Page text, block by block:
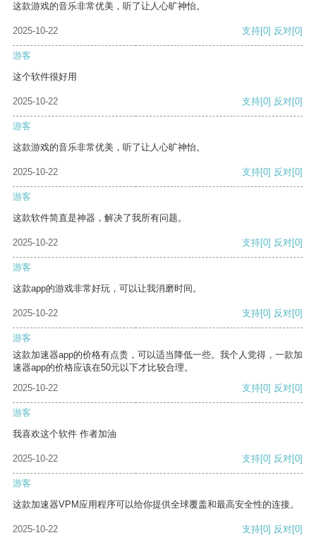
这款游戏的音乐非常优美，听了让人心旷神怡。
2025-10-22 支持[0] 反对[0]
游客
这个软件很好用
2025-10-22 支持[0] 反对[0]
游客
这款游戏的音乐非常优美，听了让人心旷神怡。
2025-10-22 支持[0] 反对[0]
游客
这款软件简直是神器，解决了我所有问题。
2025-10-22 支持[0] 反对[0]
游客
这款app的游戏非常好玩，可以让我消磨时间。
2025-10-22 支持[0] 反对[0]
游客
这款加速器app的价格有点贵，可以适当降低一些。我个人觉得，一款加
速器app的价格应该在50元以下才比较合理。
2025-10-22
支持[0] 反对[0]
游客
我喜欢这个软件 作者加油
2025-10-22 支持[0] 反对[0]
游客
这款加速器VPM应用程序可以给你提供全球覆盖和最高安全性的连接。
2025-10-22 支持[0] 反对[0]